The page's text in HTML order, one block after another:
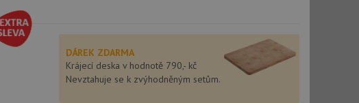
DÁREK ZDARMA
Krájecí deska v hodnotě 790,- kč
Nevztahuje se k zvýhodněným setům.